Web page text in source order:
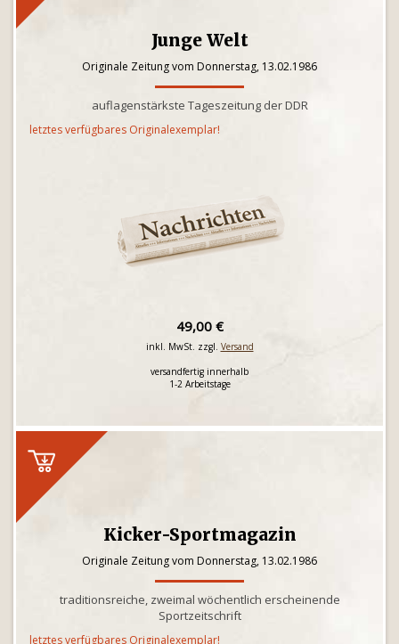
Junge Welt
Originale Zeitung vom Donnerstag, 13.02.1986
auflagenstärkste Tageszeitung der DDR
letztes verfügbares Originalexemplar!
49,00 €
inkl. MwSt. zzgl. Versand
versandfertig innerhalb
1-2 Arbeitstage
Kicker-Sportmagazin
Originale Zeitung vom Donnerstag, 13.02.1986
traditionsreiche, zweimal wöchentlich erscheinende
Sportzeitschrift
letztes verfügbares Originalexemplar!